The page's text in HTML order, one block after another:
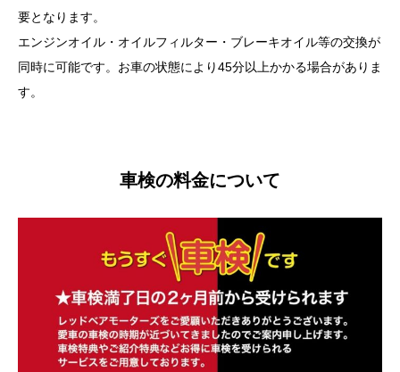
要となります。
エンジンオイル・オイルフィルター・ブレーキオイル等の交換が
同時に可能です。お車の状態により45分以上かかる場合がありま
す。
車検の料金について